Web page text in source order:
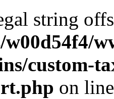
string
custom-
on